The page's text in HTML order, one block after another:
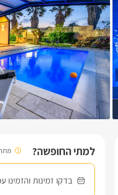
למתי החופשה?
בדקו זמינות והזמינו